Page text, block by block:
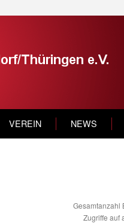
VEREIN NEWS
Gesamtanzahl
Zugriffe auf